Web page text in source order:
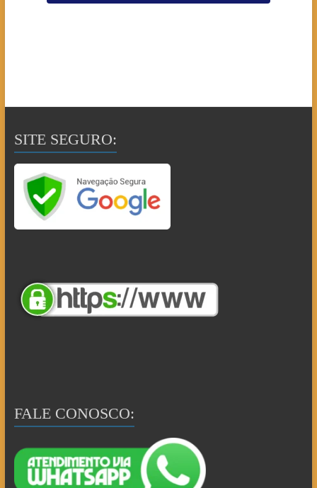
SITE SEGURO:
FALE CONOSCO: